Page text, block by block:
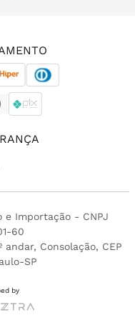
Importação - CNPJ
60
andar, Consolação, CEP
SP
by